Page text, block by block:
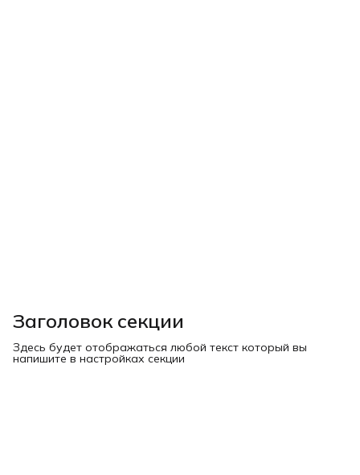
Заголовок секции
Здесь будет отображаться любой текст который вы
напишите в настройках секции